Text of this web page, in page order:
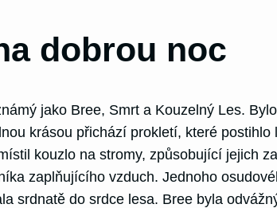
dobrou noc
jako Bree, Smrt a Kouzelný Les.
krásou přichází prokletí, které
kouzlo na stromy, způsobující jejich
zaplňujícího vzduch. Jednoho
srdnatě do srdce lesa. Bree byla